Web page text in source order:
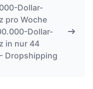
Dollar-
pro Woche
Dollar-
in nur 44
Dropshipping